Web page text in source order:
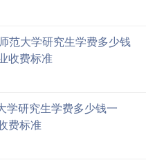
范大学研究生学费多少钱
收费标准
学研究生学费多少钱一
费标准